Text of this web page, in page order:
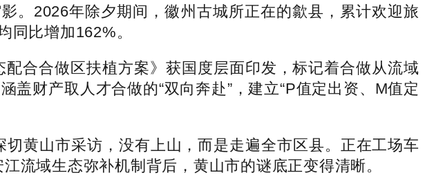
。2026年除夕期间，徽州古城所正在的歙县，累计欢迎旅
同比增加162%。
合做区扶植方案》获国度层面印发，标记着合做从流域
盖财产取人才合做的“双向奔赴”，建立“P值定出资、M值定
黄山市采访，没有上山，而是走遍全市区县。正在工场车
流域生态弥补机制背后，黄山市的谜底正变得清晰。